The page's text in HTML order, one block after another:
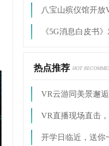
八宝山殡仪馆开放
《5G消息白皮书
热点推荐 HOT
VR云游同美景邂
VR直播现场直击
开学日临近，送你